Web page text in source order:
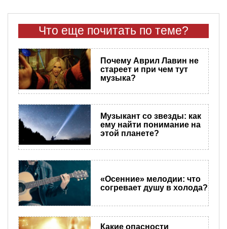
Что еще почитать по теме?
Почему Аврил Лавин не
стареет и при чем тут
музыка?
Музыкант со звезды: как
ему найти понимание на
этой планете?
«Осенние» мелодии: что
согревает душу в холода?
Какие опасности